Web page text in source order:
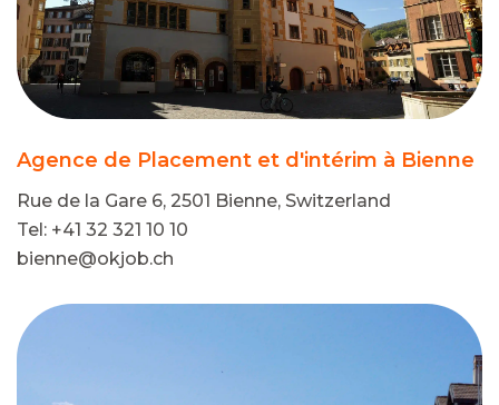
Agence de Placement et d'intérim à Bienne
Rue de la Gare 6, 2501 Bienne, Switzerland
Tel: +41 32 321 10 10
bienne@okjob.ch